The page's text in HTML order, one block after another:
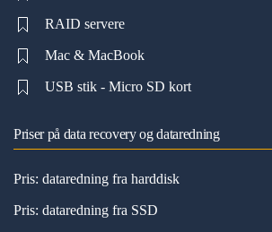
RAID servere
Mac & MacBook
USB stik - Micro SD kort
Priser på data recovery og dataredning
Pris: dataredning fra harddisk
Pris: dataredning fra SSD